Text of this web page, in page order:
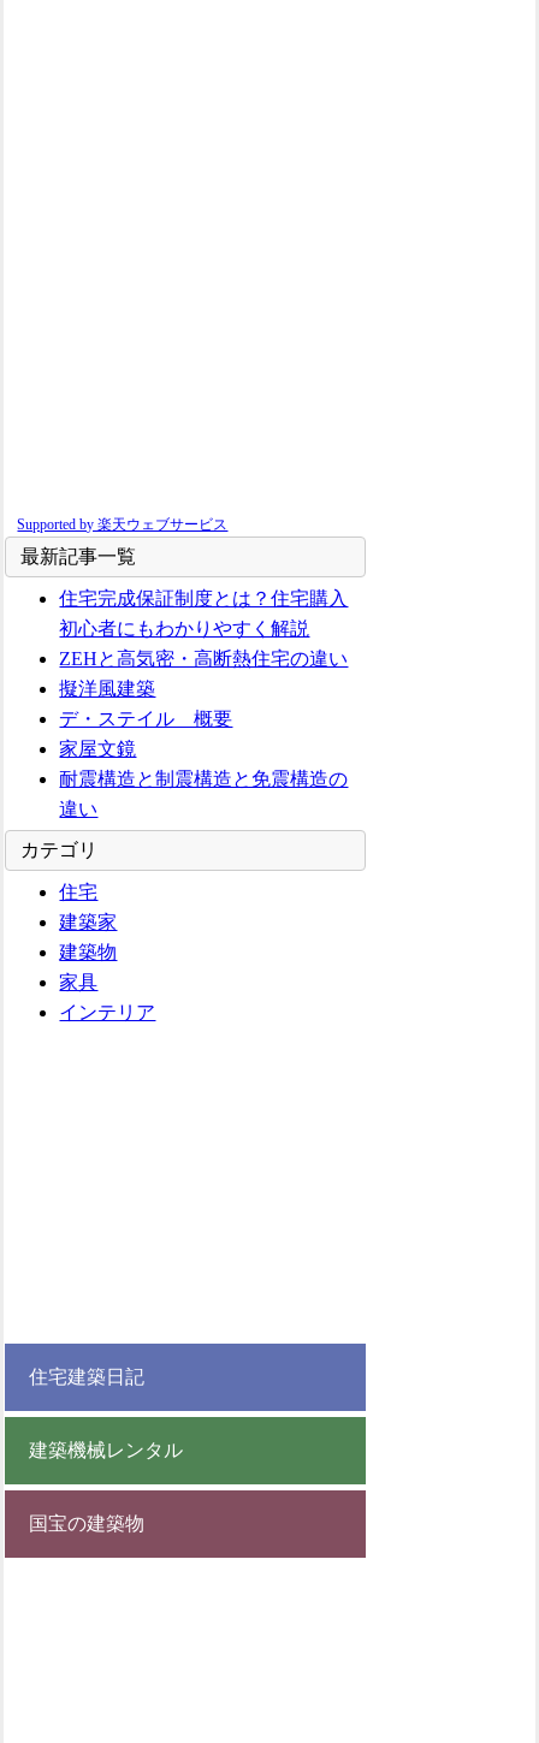
Supported by 楽天ウェブサービス
最新記事一覧
住宅完成保証制度とは？住宅購入
初心者にもわかりやすく解説
ZEHと高気密・高断熱住宅の違い
擬洋風建築
デ・ステイル 概要
家屋文鏡
耐震構造と制震構造と免震構造の
違い
カテゴリ
住宅
建築家
建築物
家具
インテリア
住宅建築日記
建築機械レンタル
国宝の建築物